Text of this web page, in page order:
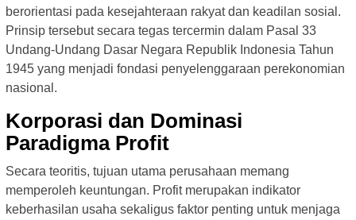
berorientasi pada kesejahteraan rakyat dan keadilan sosial.
Prinsip tersebut secara tegas tercermin dalam Pasal 33
Undang-Undang Dasar Negara Republik Indonesia Tahun
1945 yang menjadi fondasi penyelenggaraan perekonomian
nasional.
Korporasi dan Dominasi
Paradigma Profit
Secara teoritis, tujuan utama perusahaan memang
memperoleh keuntungan. Profit merupakan indikator
keberhasilan usaha sekaligus faktor penting untuk menjaga